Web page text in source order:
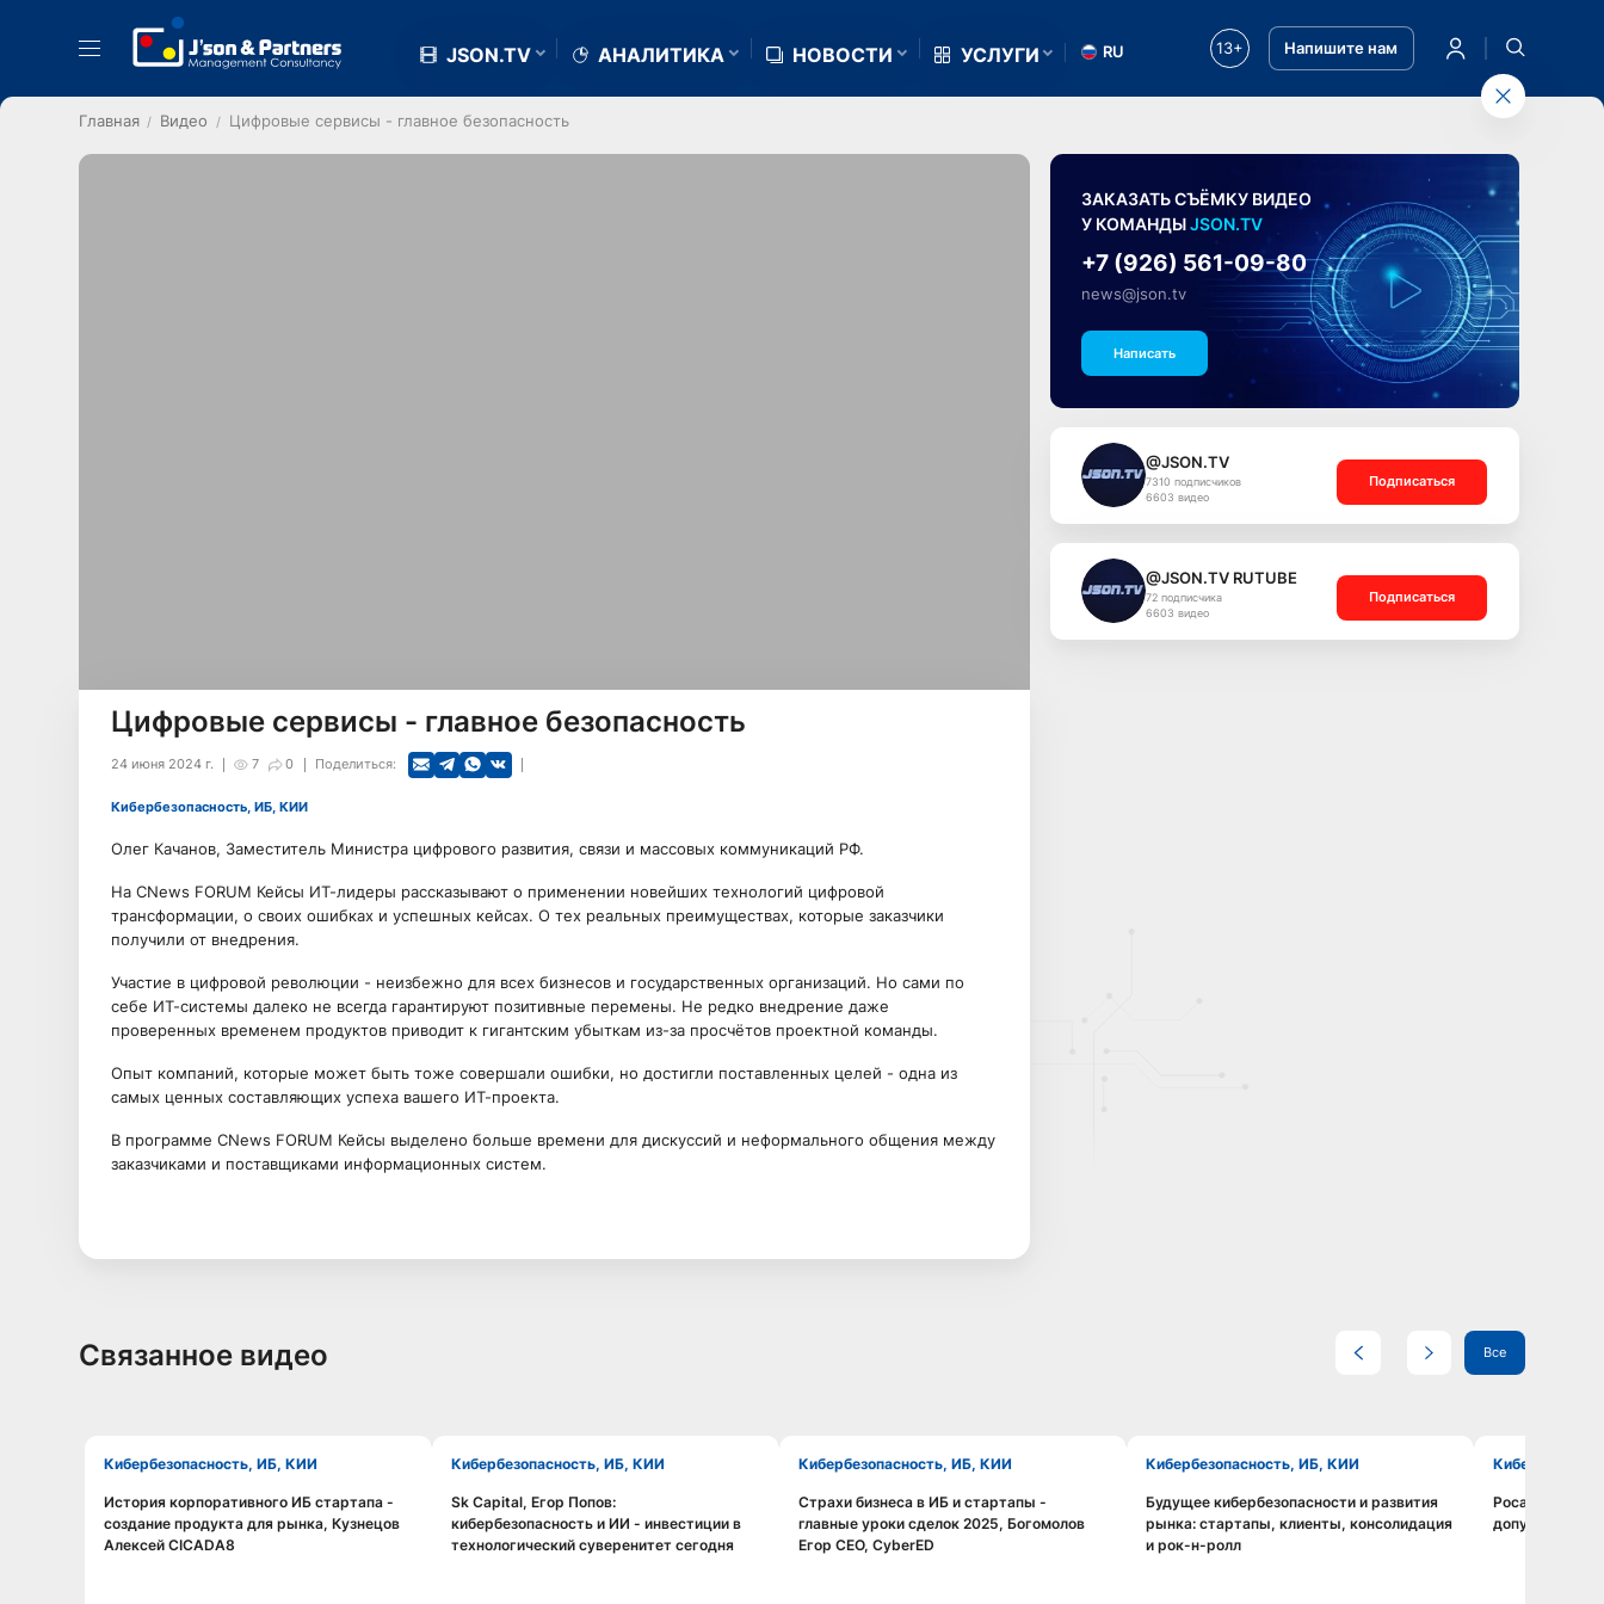
JSON.TV АНАЛИТИКА НОВОСТИ УСЛУГИ RU 13+ Напишите нам
Главная Видео Цифровые сервисы - главное безопасность
Цифровые сервисы - главное безопасность
7 0
24 июня 2024 г. Поделиться:
Кибербезопасность, ИБ, КИИ
Олег Качанов, Заместитель Министра цифрового развития, связи и массовых коммуникаций РФ.
На CNews FORUM Кейсы ИТ-лидеры рассказывают о применении новейших технологий цифровой
трансформации, о своих ошибках и успешных кейсах. О тех реальных преимуществах, которые заказчики
получили от внедрения.
Участие в цифровой революции - неизбежно для всех бизнесов и государственных организаций. Но сами по
себе ИТ-системы далеко не всегда гарантируют позитивные перемены. Не редко внедрение даже
проверенных временем продуктов приводит к гигантским убыткам из-за просчётов проектной команды.
Опыт компаний, которые может быть тоже совершали ошибки, но достигли поставленных целей - одна из
самых ценных составляющих успеха вашего ИТ-проекта.
В программе CNews FORUM Кейсы выделено больше времени для дискуссий и неформального общения между
заказчиками и поставщиками информационных систем.
ЗАКАЗАТЬ СЪЁМКУ ВИДЕО
У КОМАНДЫJSON.TV
+7 (926) 561-09-80
news@json.tv
Написать
@JSON.TV
7310 подписчиков
6603 видео
Подписаться
@JSON.TV RUTUBE
72 подписчика
6603 видео
Подписаться
Связанное видео Все
Кибербезопасность, ИБ, КИИ
Смотреть видео
История корпоративного ИБ стартапа -
создание продукта для рынка, Кузнецов
Алексей CICADA8
Кибербезопасность, ИБ, КИИ
Смотреть видео
Sk Capital, Егор Попов:
кибербезопасность и ИИ - инвестиции в
технологический суверенитет сегодня
Кибербезопасность, ИБ, КИИ
Смотреть видео
Страхи бизнеса в ИБ и стартапы -
главные уроки сделок 2025, Богомолов
Егор CEO, CyberED
Кибербезопасность, ИБ, КИИ
Смотреть видео
Будущее кибербезопасности и развития
рынка: стартапы, клиенты, консолидация
и рок-н-ролл
Росатом: цена
допуск к